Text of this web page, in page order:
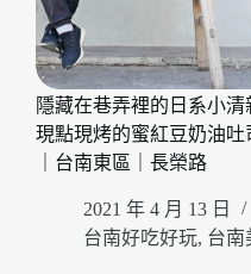
漫
弄』
滿
滿
蛤
義
大
隱藏在巷弄裡的日系小清
現點現烤的蜜紅豆奶油
｜台南東區｜長榮路
2021 年 4 月 13 日
台南好吃好玩, 台南